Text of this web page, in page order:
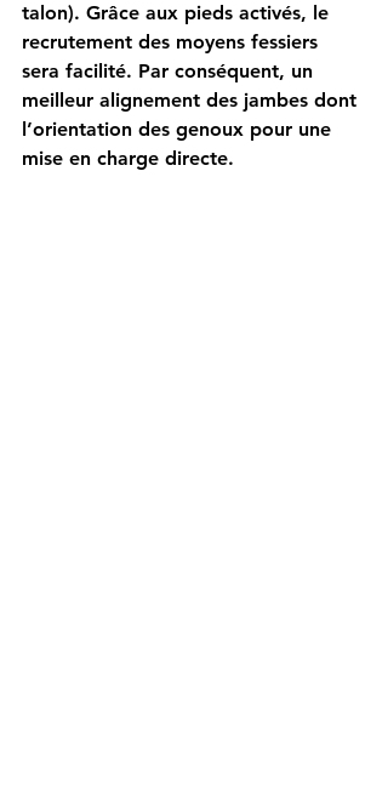
talon). Grâce aux pieds activés, le
recrutement des moyens fessiers
sera facilité. Par conséquent, un
meilleur alignement des jambes dont
l’orientation des genoux pour une
mise en charge directe.